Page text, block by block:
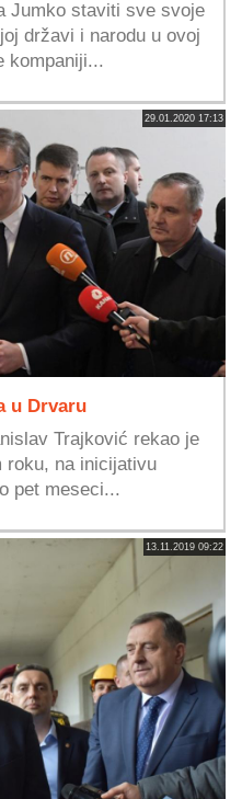
Jumko staviti sve svoje
državi i narodu u ovoj
kompaniji...
29.01.2020 17:13
u Drvaru
Trajković rekao je
roku, na inicijativu
pet meseci...
13.11.2019 09:22